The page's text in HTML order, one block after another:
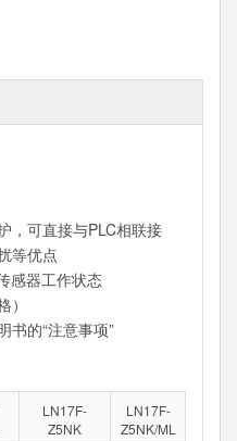
，可直接与PLC相联接
等优点
感器工作状态
书的“注意事项”
LN17F-
Z5NK
LN17F-
Z5NK/ML